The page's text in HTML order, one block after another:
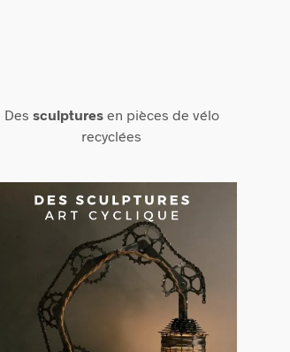
Des sculpturesen pièces de vélo
recyclées